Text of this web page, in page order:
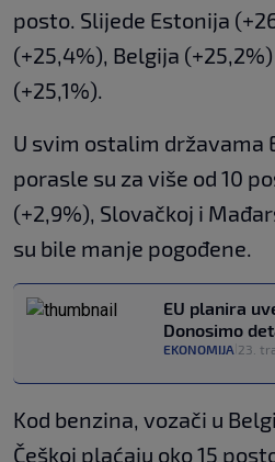
posto. Slijede Estonija
(+25,4%), Belgija
(+25,1%).
U svim ostalim državama
porasle su za više od 10
(+2,9%), Slovačkoj i
su bile manje pogođene.
EU planira
Donosimo
EKONOMIJA 23.
Kod benzina, vozači u
Češkoj plaćaju oko 15